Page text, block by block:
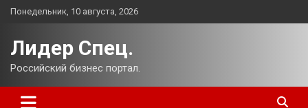
Перейти
Понедельник, 10 августа, 2026
Лидер Спец.
Российский бизнес портал.